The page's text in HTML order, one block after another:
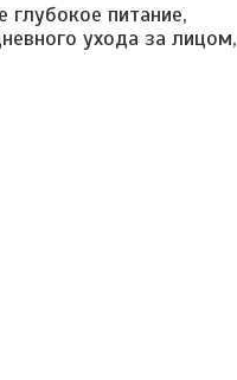
питание,
ухода за лицом,